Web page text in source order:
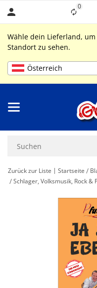
0Liste
Wähle dein Lieferland,
Standort zu sehen.
Österreich
Zurück zur Liste Startseite
Schlager, Volksmusik, Rock &